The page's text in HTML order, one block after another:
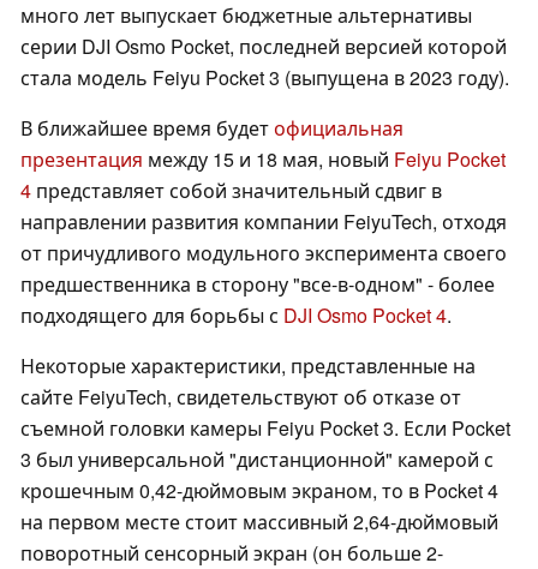
много лет выпускает бюджетные альтернативы
серии DJI Osmo Pocket, последней версией которой
стала модель Feiyu Pocket 3 (выпущена в 2023 году).
В ближайшее время будетофициальная
презентация между 15 и 18 мая, новый Feiyu Pocket
4 представляет собой значительный сдвиг в
направлении развития компании FeiyuTech, отходя
от причудливого модульного эксперимента своего
предшественника в сторону "все-в-одном" - более
подходящего для борьбы с DJI Osmo Pocket 4.
Некоторые характеристики, представленные на
сайте FeiyuTech, свидетельствуют об отказе от
съемной головки камеры Feiyu Pocket 3. Если Pocket
3 был универсальной "дистанционной" камерой с
крошечным 0,42-дюймовым экраном, то в Pocket 4
на первом месте стоит массивный 2,64-дюймовый
поворотный сенсорный экран (он больше 2-